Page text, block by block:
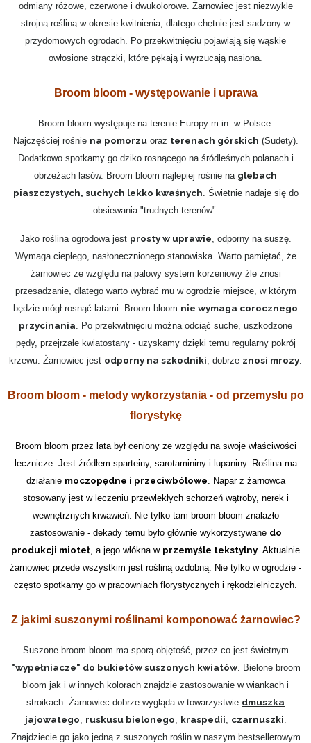
odmiany różowe, czerwone i dwukolorowe. Żarnowiec jest niezwykle
strojną rośliną w okresie kwitnienia, dlatego chętnie jest sadzony w
przydomowych ogrodach. Po przekwitnięciu pojawiają się wąskie
owłosione strączki, które pękają i wyrzucają nasiona.
Broom bloom - występowanie i uprawa
Broom bloom występuje na terenie Europy m.in. w Polsce.
Najczęściej rośnie na pomorzuoraz terenach górskich (Sudety).
Dodatkowo spotkamy go dziko rosnącego na śródleśnych polanach i
obrzeżach lasów. Broom bloom najlepiej rośnie na glebach
piaszczystych, suchych lekko kwaśnych. Świetnie nadaje się do
obsiewania "trudnych terenów".
Jako roślina ogrodowa jest prosty w uprawie, odporny na suszę.
Wymaga ciepłego, nasłonecznionego stanowiska. Warto pamiętać, że
żarnowiec ze względu na palowy system korzeniowy źle znosi
przesadzanie, dlatego warto wybrać mu w ogrodzie miejsce, w którym
będzie mógł rosnąć latami. Broom bloom nie wymaga corocznego
przycinania. Po przekwitnięciu można odciąć suche, uszkodzone
pędy, przejrzałe kwiatostany - uzyskamy dzięki temu regularny pokrój
krzewu. Żarnowiec jest odporny na szkodniki, dobrze znosi mrozy.
Broom bloom - metody wykorzystania - od przemysłu po
florystykę
Broom bloom przez lata był ceniony ze względu na swoje właściwości
lecznicze. Jest źródłem sparteiny, sarotamininy i lupaniny. Roślina ma
działanie moczopędne i przeciwbólowe . Napar z żarnowca
stosowany jest w leczeniu przewlekłych schorzeń wątroby, nerek i
wewnętrznych krwawień. Nie tylko tam broom bloom znalazło
zastosowanie - dekady temu było głównie wykorzystywane do
produkcji mioteł , a jego włókna w przemyśle tekstylny . Aktualnie
żarnowiec przede wszystkim jest rośliną ozdobną. Nie tylko w ogrodzie -
często spotkamy go w pracowniach florystycznych i rękodzielniczych.
Z jakimi suszonymi roślinami komponować żarnowiec?
Suszone broom bloom ma sporą objętość, przez co jest świetnym
"wypełniacze" do bukietów suszonych kwiatów. Bielone broom
bloom jak i w innych kolorach znajdzie zastosowanie w wiankach i
stroikach. Żarnowiec dobrze wygląda w towarzystwie dmuszka
jajowatego
ruskusu bielonego kraspedii czarnuszki
Znajdziecie go jako jedną z suszonych roślin w naszym bestsellerowym